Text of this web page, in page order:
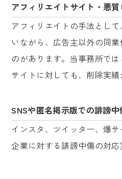
アフィリエイトサイト・悪
アフィリエイトの手法とし
いながら、広告主以外の同
のがあります。当事務所で
サイトに対しても、削除実績
SNSや匿名掲示版での誹謗
インスタ、ツイッター、爆サ
企業に対する誹謗中傷の対応